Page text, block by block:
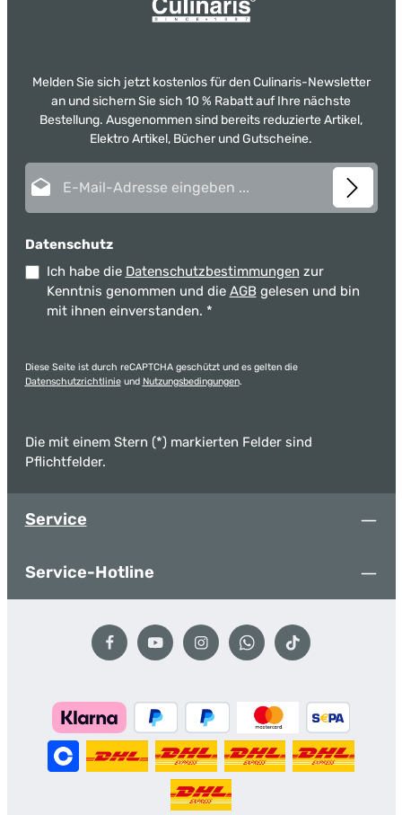
Melden Sie sich jetzt kostenlos für den Culinaris-Newsletter
an und sichern Sie sich 10 % Rabatt auf Ihre nächste
Bestellung. Ausgenommen sind bereits reduzierte Artikel,
Elektro Artikel, Bücher und Gutscheine.
Datenschutz
Ich habe die Datenschutzbestimmungen zur
Kenntnis genommen und die AGB gelesen und bin
mit ihnen einverstanden. *
Diese Seite ist durch reCAPTCHA geschützt und es gelten die
Datenschutzrichtlinieund Nutzungsbedingungen.
Die mit einem Stern (*) markierten Felder sind
Pflichtfelder.
Service
Service-Hotline